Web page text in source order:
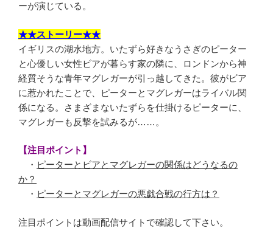
ーが演じている。
★★ストーリー★★
イギリスの湖水地方。いたずら好きなうさぎのピーター
と心優しい女性ビアが暮らす家の隣に、ロンドンから神
経質そうな青年マグレガーが引っ越してきた。彼がビア
に惹かれたことで、ピーターとマグレガーはライバル関
係になる。さまざまないたずらを仕掛けるピーターに、
マグレガーも反撃を試みるが……。
【注目ポイント】
・ ピーターとビアとマグレガーの関係はどうなるの
か？
・ ピーターとマグレガーの悪戯合戦の行方は？
注目ポイントは動画配信サイトで確認して下さい。